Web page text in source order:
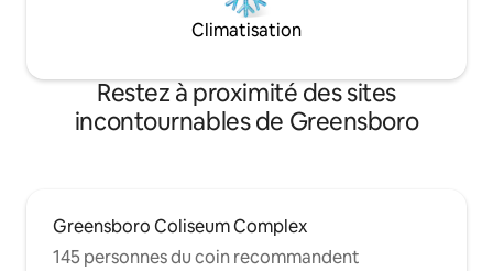
Climatisation
Restez à proximité des sites
incontournables de Greensboro
Greensboro Coliseum Complex
145 personnes du coin recommandent